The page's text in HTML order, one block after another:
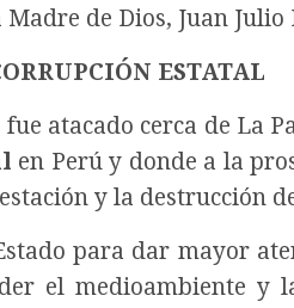
de Dios, Juan
ESTATAL
atacado cerca de La
en Perú y donde a la
y la destrucción
para dar mayor
el medioambiente y